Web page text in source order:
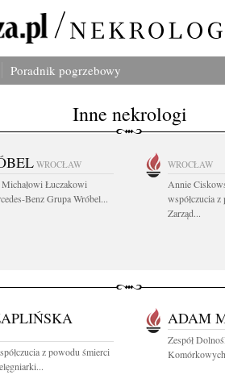
Poradnik pogrzebowy
Inne nekrologi
WROCŁAW
Łuczakowi
Benz Grupa Wróbel...
WROCŁAW
Annie
współczucia
Zarząd...
z powodu śmierci
ADAM
Zespół